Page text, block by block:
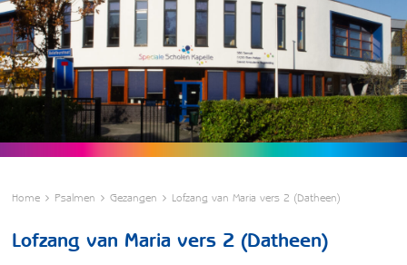
Home Psalmen Gezangen Lofzang van Maria vers 2 (Datheen)
Lofzang van Maria vers 2 (Datheen)